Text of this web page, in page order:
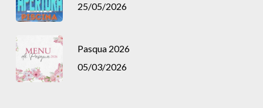
25/05/2026
Pasqua 2026
05/03/2026